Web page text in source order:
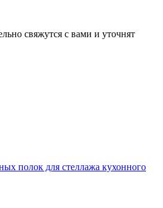
свяжутся с вами и уточнят
полок для стеллажа кухонного